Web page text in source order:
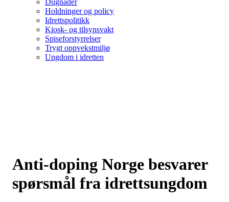
Dugnader
Holdninger og policy
Idrettspolitikk
Kiosk- og tilsynsvakt
Spiseforstyrrelser
Trygt oppvekstmiljø
Ungdom i idretten
Anti-doping Norge besvarer
spørsmål fra idrettsungdom